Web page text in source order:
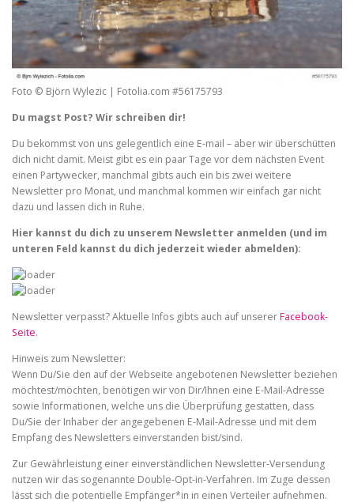
Foto © Björn Wylezic | Fotolia.com #56175793
Du magst Post? Wir schreiben dir!
Du bekommst von uns gelegentlich eine E-mail – aber wir überschütten
dich nicht damit. Meist gibt es ein paar Tage vor dem nächsten Event
einen Partywecker, manchmal gibts auch ein bis zwei weitere
Newsletter pro Monat, und manchmal kommen wir einfach gar nicht
dazu und lassen dich in Ruhe.
Hier kannst du dich zu unserem Newsletter anmelden (und im
unteren Feld kannst du dich jederzeit wieder abmelden):
Newsletter verpasst? Aktuelle Infos gibts auch auf unsererFacebook-
Seite.
Hinweis zum Newsletter:
Wenn Du/Sie den auf der Webseite angebotenen Newsletter beziehen
möchtest/möchten, benötigen wir von Dir/Ihnen eine E-Mail-Adresse
sowie Informationen, welche uns die Überprüfung gestatten, dass
Du/Sie der Inhaber der angegebenen E-Mail-Adresse und mit dem
Empfang des Newsletters einverstanden bist/sind.
Zur Gewährleistung einer einverständlichen Newsletter-Versendung
nutzen wir das sogenannte Double-Opt-in-Verfahren. Im Zuge dessen
lässt sich die potentielle Empfänger*in in einen Verteiler aufnehmen.